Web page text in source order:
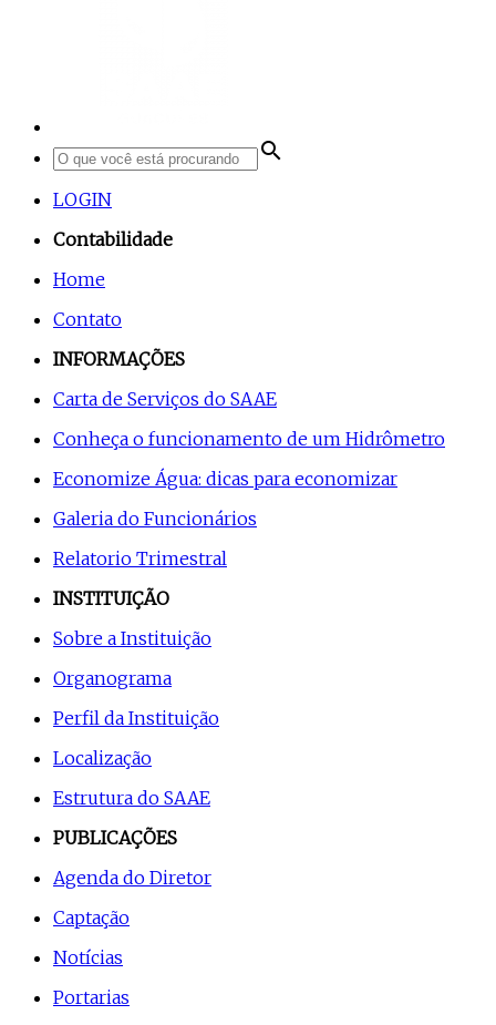
search
LOGIN
Contabilidade
Home
Contato
INFORMAÇÕES
Carta de Serviços do SAAE
Conheça o funcionamento de um Hidrômetro
Economize Água: dicas para economizar
Galeria do Funcionários
Relatorio Trimestral
INSTITUIÇÃO
Sobre a Instituição
Organograma
Perfil da Instituição
Localização
Estrutura do SAAE
PUBLICAÇÕES
Agenda do Diretor
Captação
Notícias
Portarias